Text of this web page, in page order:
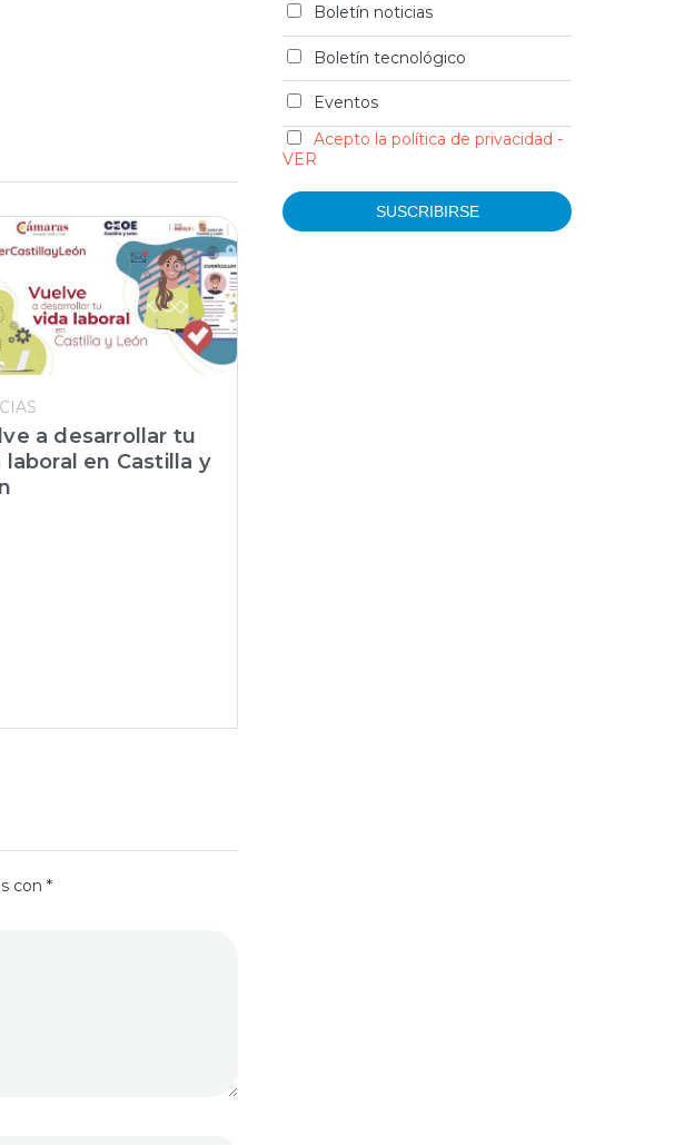
a desarrollar tu
laboral en Castilla y
con *
Boletín noticias
Boletín tecnológico
Eventos
Acepto la política de privacidad -
VER